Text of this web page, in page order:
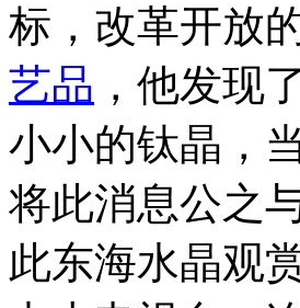
标，改革开放
艺品 ，他发现
小小的钛晶，
将此消息公之
此东海水晶观